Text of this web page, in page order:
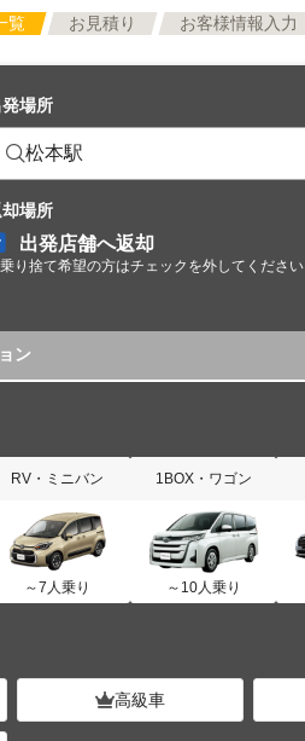
覧 お見積り お客様情報入力
発場所
松本駅
場所
出発店舗へ返却
り捨て希望の方はチェックを外してください
ン
RV・ミニバン
～7人乗り
1BOX・ワゴン
～10人乗り
高級車